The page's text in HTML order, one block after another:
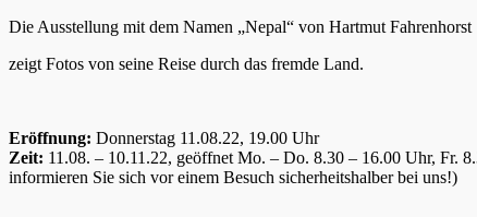
Die Ausstellung mit dem Namen „Nepal“ von Hartmut Fahrenhorst
zeigt Fotos von seine Reise durch das fremde Land.
Eröffnung: Donnerstag 11.08.22, 19.00 Uhr
Zeit: 11.08. – 10.11.22, geöffnet Mo. – Do. 8.30 – 16.00 Uhr, Fr.
informieren Sie sich vor einem Besuch sicherheitshalber bei uns!)